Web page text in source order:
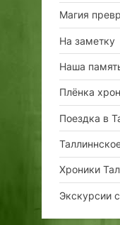
Магия
На заметку
Наша
Плёнка
Поездка в
Хроники
Экскурсии